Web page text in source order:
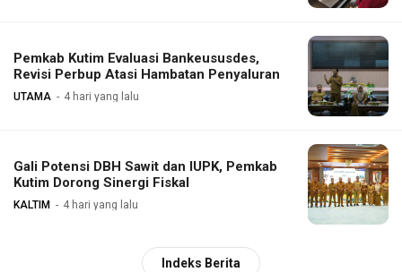
Pemkab Kutim Evaluasi Bankeususdes,
Revisi Perbup Atasi Hambatan Penyaluran
UTAMA 4 hari yang lalu
Gali Potensi DBH Sawit dan IUPK, Pemkab
Kutim Dorong Sinergi Fiskal
KALTIM 4 hari yang lalu
Indeks Berita